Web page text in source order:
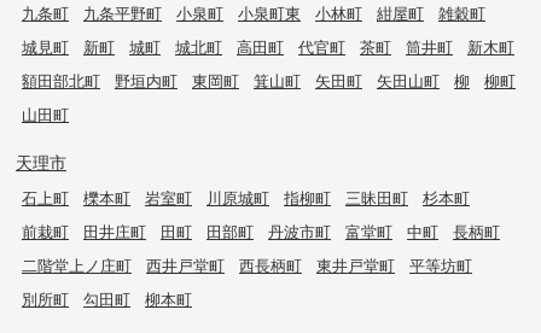
九条町
九条平野町 小泉町 小泉町東 小林町 紺屋町
雑穀町
城見町
新町 城町 城北町 高田町 代官町 茶町 筒井町
新木町
額田部北町
野垣内町 東岡町 箕山町 矢田町 矢田山町 柳
柳町
山田町
天理市
石上町 櫟本町 岩室町 川原城町 指柳町 三昧田町
杉本町
前栽町
田井庄町 田町 田部町 丹波市町 富堂町 中町
長柄町
二階堂上ノ庄町
西井戸堂町 西長柄町 東井戸堂町
平等坊町
別所町
勾田町 柳本町